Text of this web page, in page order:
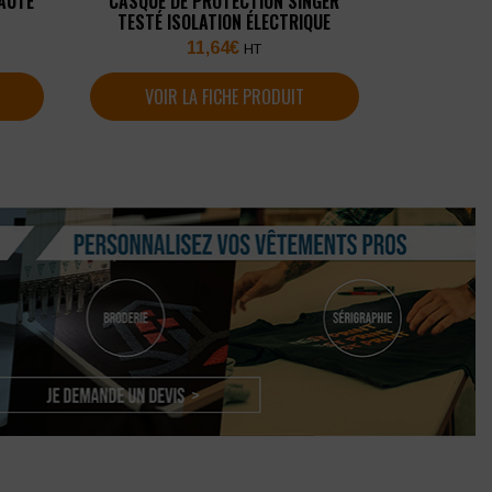
TESTÉ ISOLATION ÉLECTRIQUE
11,64€ HT
VOIR LA FICHE PRODUIT